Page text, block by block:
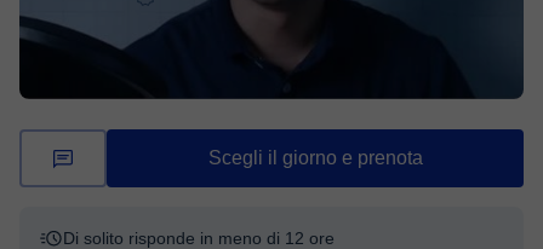
5,0 (27)
361 lezioni
Matematica,
Scegli il giorno e prenota
Di solito risponde in meno di 12 ore